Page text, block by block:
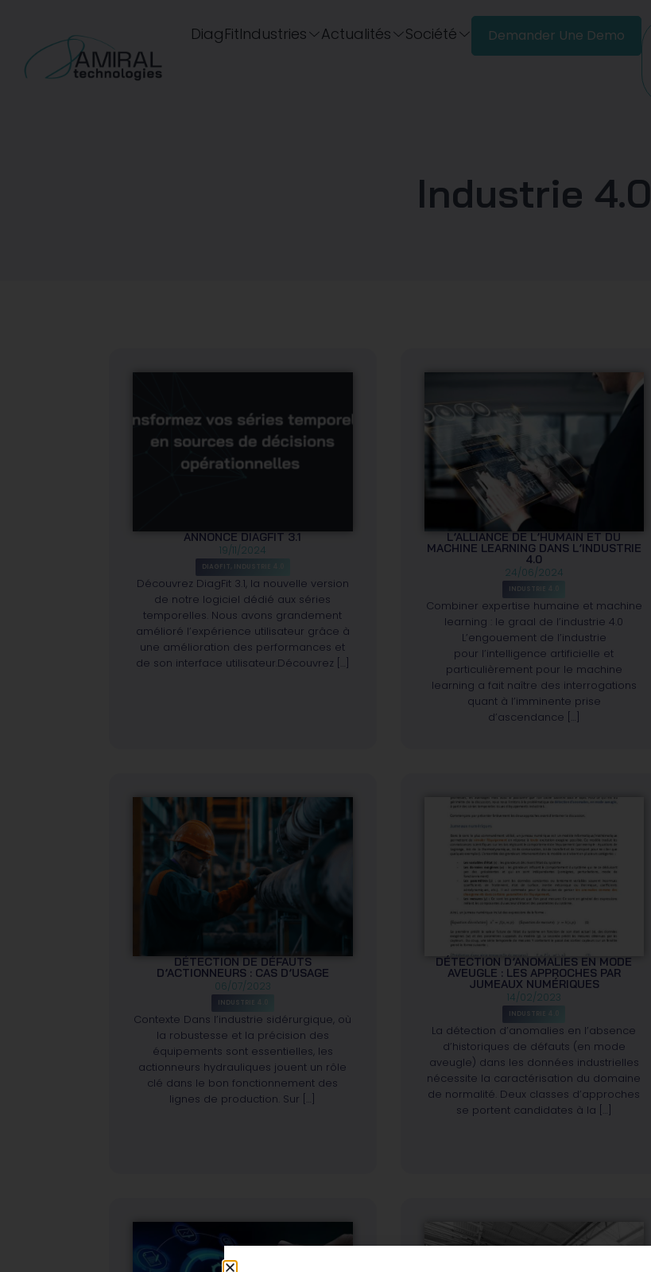
DiagFitIndustries Actualités Société Demander Une Demo
Industrie 4.0
ANNONCE DIAGFIT 3.1
19/11/2024
DIAGFIT INDUSTRIE 4.0
Découvrez DiagFit 3.1, la nouvelle version
de notre logiciel dédié aux séries
temporelles. Nous avons grandement
amélioré l’expérience utilisateur grâce à
une amélioration des performances et
de son interface utilisateur.Découvrez […]
L’ALLIANCE DE L’HUMAIN ET DU
MACHINE LEARNING DANS L’INDUSTRIE
4.0
24/06/2024
INDUSTRIE 4.0
Combiner expertise humaine et machine
learning : le graal de l’industrie 4.0
L’engouement de l’industrie
pour l’intelligence artificielle et
particulièrement pour le machine
learning a fait naître des interrogations
quant à l’imminente prise
d’ascendance […]
DÉTECTION DE DÉFAUTS
D’ACTIONNEURS : CAS D’USAGE
06/07/2023
INDUSTRIE 4.0
Contexte Dans l’industrie sidérurgique, où
la robustesse et la précision des
équipements sont essentielles, les
actionneurs hydrauliques jouent un rôle
clé dans le bon fonctionnement des
lignes de production. Sur […]
DÉTECTION D’ANOMALIES EN MODE
AVEUGLE : LES APPROCHES PAR
JUMEAUX NUMÉRIQUES
14/02/2023
INDUSTRIE 4.0
La détection d’anomalies en l’absence
d’historiques de défauts (en mode
aveugle) dans les données industrielles
nécessite la caractérisation du domaine
de normalité. Deux classes d’approches
se portent candidates à la […]